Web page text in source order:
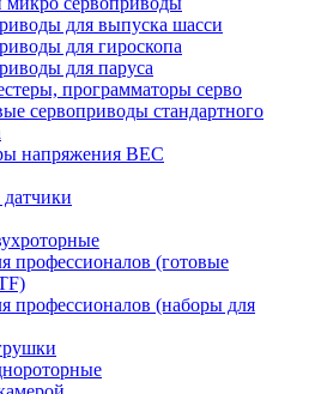
для выпуска шасси
для гироскопа
для паруса
программаторы серво
сервоприводы стандартного
напряжения BEC
профессионалов (готовые
профессионалов (наборы для